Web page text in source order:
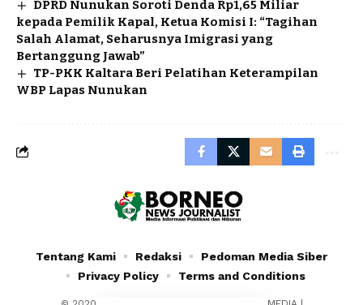
DPRD Nunukan Soroti Denda Rp1,65 Miliar
kepada Pemilik Kapal, Ketua Komisi I: “Tagihan
Salah Alamat, Seharusnya Imigrasi yang
Bertanggung Jawab”
TP-PKK Kaltara Beri Pelatihan Keterampilan
WBP Lapas Nunukan
Tentang Kami Redaksi
Pedoman Media Siber
Privacy Policy
Terms and Conditions